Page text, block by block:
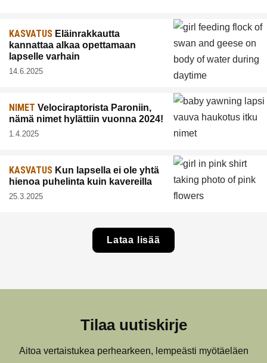
KASVATUS Eläinrakkautta
kannattaa alkaa opettamaan
lapselle varhain
14.6.2025
NIMET Velociraptorista Paroniin,
nämä nimet hylättiin vuonna 2024!
1.4.2025
KASVATUS Kun lapsella ei ole yhtä
hienoa puhelinta kuin kavereilla
25.3.2025
Lataa lisää
Tilaa uutiskirje
Aitoa vertaistukea perhearkeen, lempeästi myötäeläen